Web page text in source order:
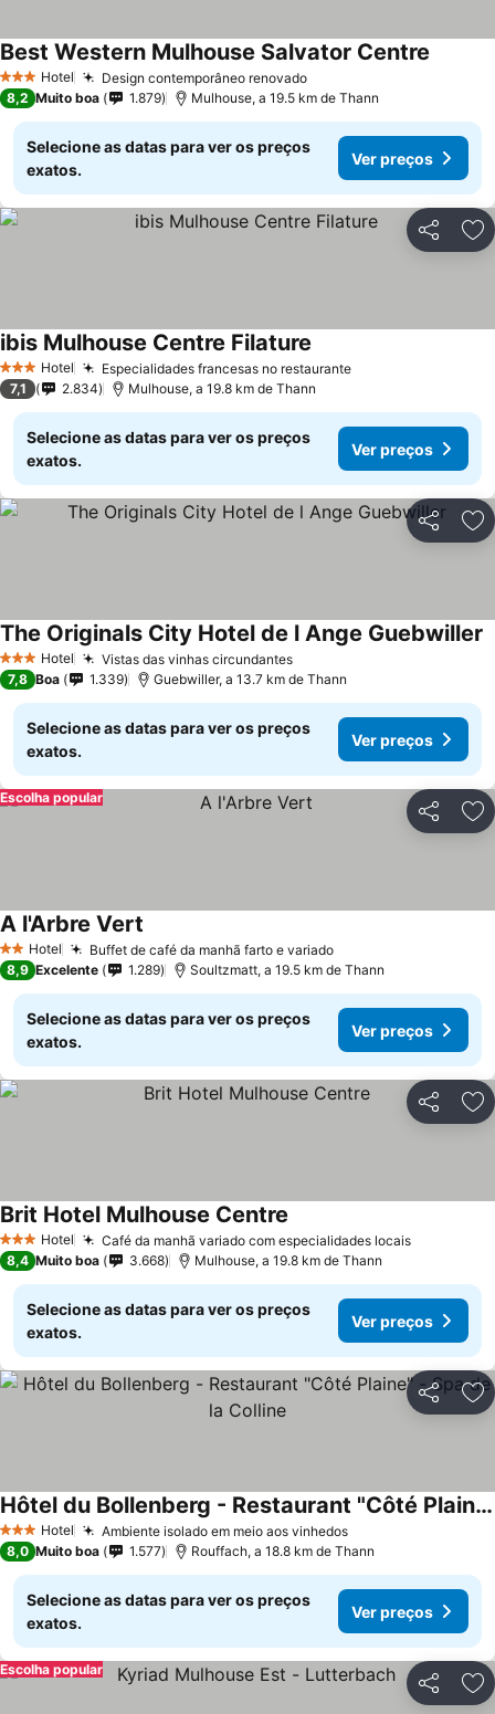
3 EstrelasHotel Design contemporâneo renovado
Best Western Mulhouse Salvator Centre
8,2 Muito boa 1.879 Mulhouse, a 19.5 km de Thann
Selecione as datas para ver os preços
exatos.
Ver preços
Partilhar
3 EstrelasHotel Especialidades francesas no restaurante
ibis Mulhouse Centre Filature
7,1 2.834 Mulhouse, a 19.8 km de Thann
Selecione as datas para ver os preços
exatos.
Ver preços
Partilhar
3 EstrelasHotel Vistas das vinhas circundantes
The Originals City Hotel de l Ange Guebwiller
7,8 Boa 1.339 Guebwiller, a 13.7 km de Thann
Selecione as datas para ver os preços
exatos.
Ver preços
Partilhar
Escolha popular
2 Estrelas
Hotel Buffet de café da manhã farto e variado
A l'Arbre Vert
8,9 Excelente 1.289 Soultzmatt, a 19.5 km de Thann
Selecione as datas para ver os preços
exatos.
Ver preços
Partilhar
3 EstrelasHotel Café da manhã variado com especialidades locais
Brit Hotel Mulhouse Centre
8,4 Muito boa 3.668 Mulhouse, a 19.8 km de Thann
Selecione as datas para ver os preços
exatos.
Ver preços
Partilhar
3 EstrelasHotel Ambiente isolado em meio aos vinhedos
Hôtel du Bollenberg - Restaurant "Côté Plaine" - Spa de la Colline
8,0 Muito boa 1.577 Rouffach, a 18.8 km de Thann
Selecione as datas para ver os preços
exatos.
Ver preços
Partilhar
Escolha popular